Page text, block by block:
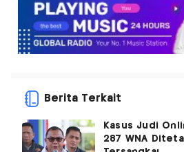
Berita Terkait
Kasus Judi
287 WNA